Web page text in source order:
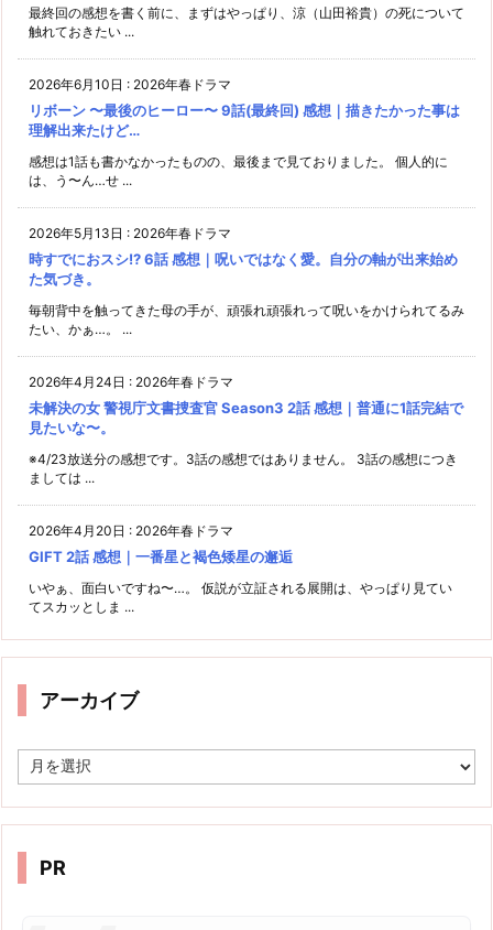
最終回の感想を書く前に、まずはやっぱり、涼（山田裕貴）の死について
触れておきたい ...
2026年6月10日 : 2026年春ドラマ
リボーン 〜最後のヒーロー〜 9話(最終回) 感想｜描きたかった事は
理解出来たけど…
感想は1話も書かなかったものの、最後まで見ておりました。 個人的に
は、う〜ん…せ ...
2026年5月13日 : 2026年春ドラマ
時すでにおスシ!? 6話 感想｜呪いではなく愛。自分の軸が出来始め
た気づき。
毎朝背中を触ってきた母の手が、頑張れ頑張れって呪いをかけられてるみ
たい、かぁ…。 ...
2026年4月24日 : 2026年春ドラマ
未解決の女 警視庁文書捜査官 Season3 2話 感想｜普通に1話完結で
見たいな〜。
※4/23放送分の感想です。3話の感想ではありません。 3話の感想につき
ましては ...
2026年4月20日 : 2026年春ドラマ
GIFT 2話 感想｜一番星と褐色矮星の邂逅
いやぁ、面白いですね〜…。 仮説が立証される展開は、やっぱり見てい
てスカッとしま ...
アーカイブ
ー
イ
PR